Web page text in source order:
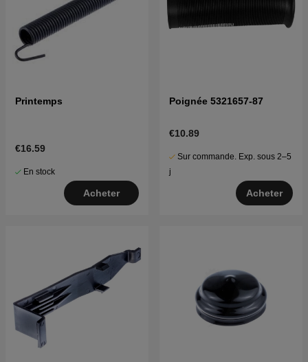
Printemps
€16.59
En stock
Acheter
Poignée 5321657-87
€10.89
Sur commande. Exp. sous 2–5
j
Acheter